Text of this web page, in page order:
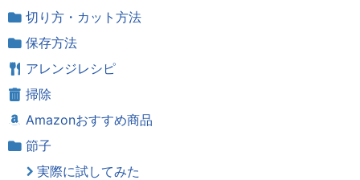
切り方・カット方法
保存方法
アレンジレシピ
掃除
Amazonおすすめ商品
節子
実際に試してみた